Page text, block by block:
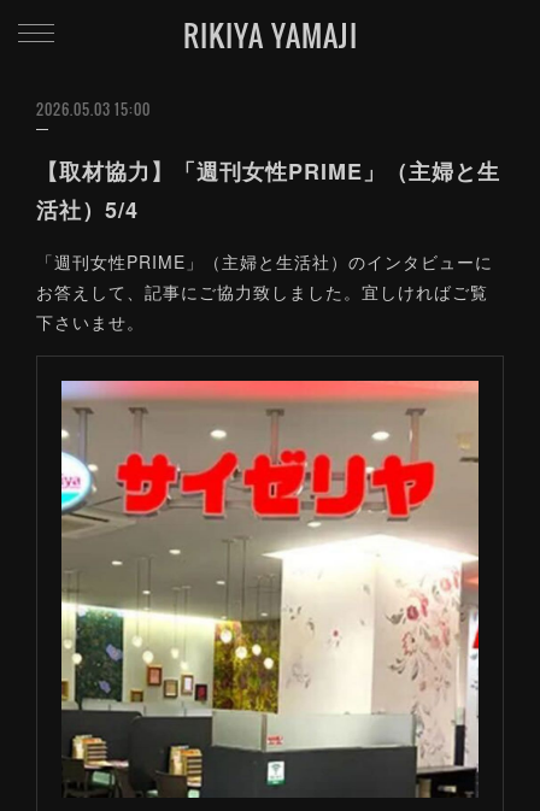
RIKIYA YAMAJI
2026.05.03 15:00
【取材協力】「週刊女性PRIME」（主婦と生
活社）5/4
「週刊女性PRIME」（主婦と生活社）のインタビューに
お答えして、記事にご協力致しました。宜しければご覧
下さいませ。